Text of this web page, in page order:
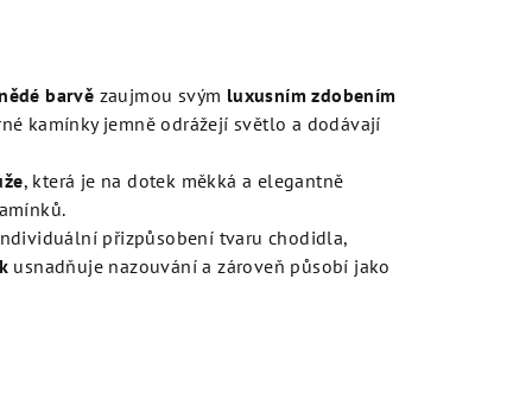
barvě zaujmou svým luxusním zdobením
kamínky jemně odrážejí světlo a dodávají
, která je na dotek měkká a elegantně
přizpůsobení tvaru chodidla,
usnadňuje nazouvání a zároveň působí jako